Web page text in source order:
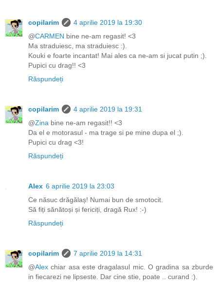
copilarim
4 aprilie 2019 la 19:30
@CARMEN bine ne-am regasit! <3
Ma straduiesc, ma straduiesc :).
Kouki e foarte incantat! Mai ales ca ne-am si jucat putin ;).
Pupici cu drag!! <3
Răspundeți
copilarim
4 aprilie 2019 la 19:31
@Zina bine ne-am regasit!! <3
Da el e motorasul - ma trage si pe mine dupa el ;).
Pupici cu drag <3!
Răspundeți
Alex 6 aprilie 2019 la 23:03
Ce năsuc drăgălaș! Numai bun de smotocit.
Să fiți sănătoși și fericiți, dragă Rux! :-)
Răspundeți
copilarim
7 aprilie 2019 la 14:31
@Alex chiar asa este dragalasul mic. O gradina sa zburde
in fiecarezi ne lipseste. Dar cine stie, poate .. curand :).